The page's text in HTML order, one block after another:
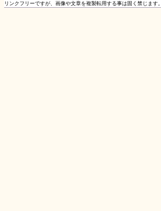
リンクフリーですが、画像や文章を複製転用する事は固く禁じます。